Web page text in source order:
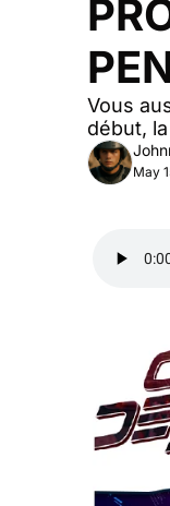
Vous
début,
May